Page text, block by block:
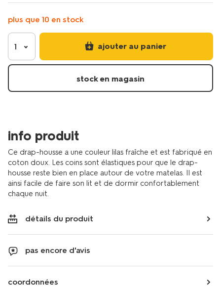
housses/drap-
housse-
160-
x-
200-
cm-
coton-
lilas-
plus que 10 en stock
1 ajouter au panier
stock en magasin
info produit
Ce drap-housse a une couleur lilas fraîche et est fabriqué en
coton doux. Les coins sont élastiques pour que le drap-
housse reste bien en place autour de votre matelas. Il est
ainsi facile de faire son lit et de dormir confortablement
chaque nuit.
détails du produit
pas encore d'avis
coordonnées